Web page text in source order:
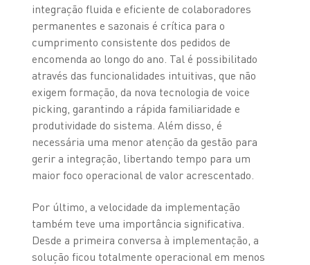
integração fluida e eficiente de colaboradores
permanentes e sazonais é crítica para o
cumprimento consistente dos pedidos de
encomenda ao longo do ano. Tal é possibilitado
através das funcionalidades intuitivas, que não
exigem formação, da nova tecnologia de voice
picking, garantindo a rápida familiaridade e
produtividade do sistema. Além disso, é
necessária uma menor atenção da gestão para
gerir a integração, libertando tempo para um
maior foco operacional de valor acrescentado.
Por último, a velocidade da implementação
também teve uma importância significativa.
Desde a primeira conversa à implementação, a
solução ficou totalmente operacional em menos